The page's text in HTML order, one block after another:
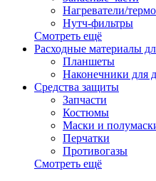
Нагреватели/
Нутч-фильтры
Смотреть ещё
Расходные материалы
Планшеты
Наконечники для
Средства защиты
Запчасти
Костюмы
Маски и
Перчатки
Противогазы
Смотреть ещё